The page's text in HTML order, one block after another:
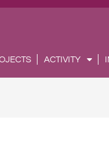
ACTIVITY